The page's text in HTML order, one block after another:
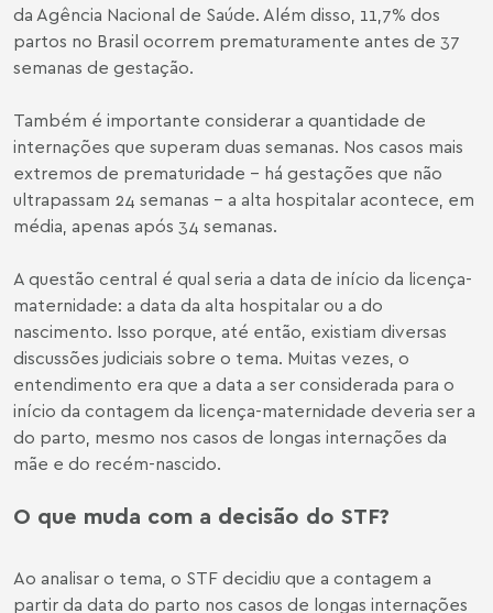
da Agência Nacional de Saúde. Além disso, 11,7% dos
partos no Brasil ocorrem prematuramente antes de 37
semanas de gestação.
Também é importante considerar a quantidade de
internações que superam duas semanas. Nos casos mais
extremos de prematuridade – há gestações que não
ultrapassam 24 semanas – a alta hospitalar acontece, em
média, apenas após 34 semanas.
A questão central é qual seria a data de início da licença-
maternidade: a data da alta hospitalar ou a do
nascimento. Isso porque, até então, existiam diversas
discussões judiciais sobre o tema. Muitas vezes, o
entendimento era que a data a ser considerada para o
início da contagem da licença-maternidade deveria ser a
do parto, mesmo nos casos de longas internações da
mãe e do recém-nascido.
O que muda com a decisão do STF?
Ao analisar o tema, o STF decidiu que a contagem a
partir da data do parto nos casos de longas internações